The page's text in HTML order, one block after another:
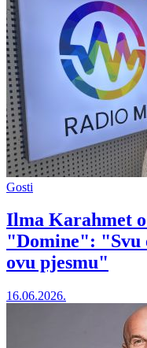
Gosti
Ilma Karahmet
"Domine": "Svu
ovu pjesmu"
16.06.2026.